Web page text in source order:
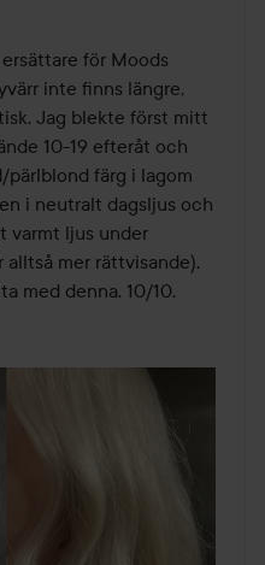
för Moods
inte finns längre,
Jag blekte först mitt
10-19 efteråt och
färg i lagom
i neutralt dagsljus och
varmt ljus under
mer rättvisande).
med denna. 10/10.